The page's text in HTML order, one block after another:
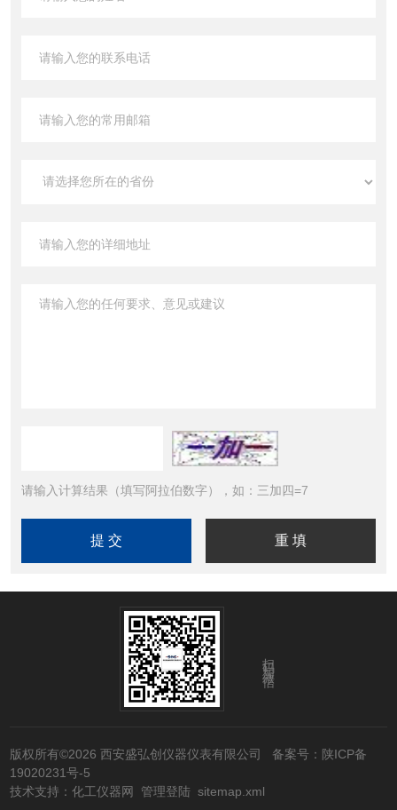
请输入计算结果（填写阿拉伯数字），如：三加四=7
扫码加微信
版权所有©2026 西安盛弘创仪器仪表有限公司 备案号：陕ICP备
19020231号-5
技术支持：化工仪器网 管理登陆 sitemap.xml